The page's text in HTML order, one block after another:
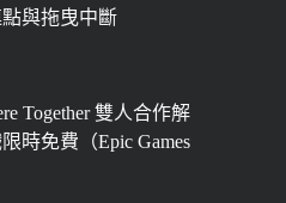
與拖曳中斷
Together 雙人合作解
時免費（Epic Games